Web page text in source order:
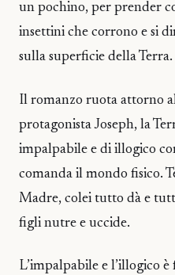
un pochino, per prender
insettini che corrono e si
sulla superficie della Terra.
Il romanzo ruota attorno
protagonista Joseph, la
impalpabile e di illogico
comanda il mondo fisico.
Madre, colei tutto dà e
figli nutre e uccide.
L’impalpabile e l’illogico